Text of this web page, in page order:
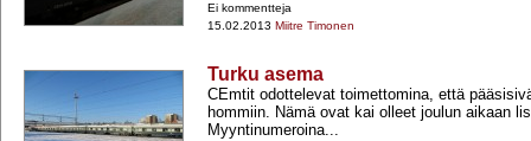
Ei kommentteja
15.02.2013 Miitre Timonen
Turku asema
CEmtit odottelevat toimettomina, että
hommiin. Nämä ovat kai olleet joulun aikaan
Myyntinumeroina...